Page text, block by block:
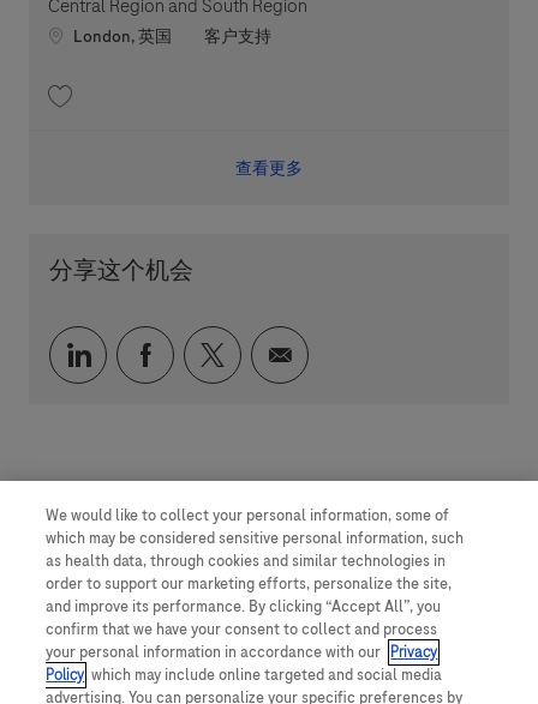
Central Region and South Region
Location
London, 英国 职位类别
客户支持
查看更多
分享这个机会
通过 LinkedIn 分享
通过 faceebook 分享
通过 twitter 分享
通过电子邮件分享
We would like to collect your personal information, some of
which may be considered sensitive personal information, such
as health data, through cookies and similar technologies in
order to support our marketing efforts, personalize the site,
and improve its performance. By clicking “Accept All”, you
confirm that we have your consent to collect and process
your personal information in accordance with our Privacy
Policy, which may include online targeted and social media
advertising. You can personalize your specific preferences by